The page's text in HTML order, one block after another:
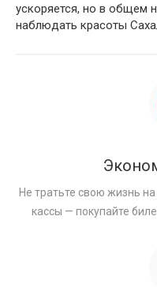
ускоряется, но в общем
наблюдать красоты
Не тратьте свою жизнь
кассы — покупайте